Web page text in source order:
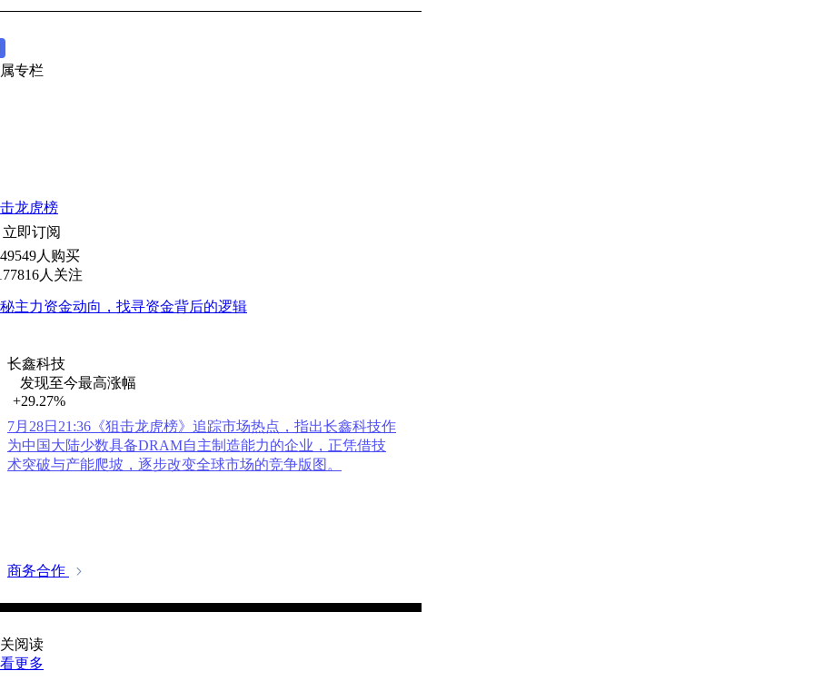
专栏
龙虎榜
立即订阅
人购买
人关注
主力资金动向，找寻资金背后的逻辑
长鑫科技
发现至今最高涨幅
+29.27%
7月28日21:36《狙击龙虎榜》追踪市场热点，指出长鑫科技作
为中国大陆少数具备DRAM自主制造能力的企业，正凭借技
术突破与产能爬坡，逐步改变全球市场的竞争版图。
商务合作
阅读
更多